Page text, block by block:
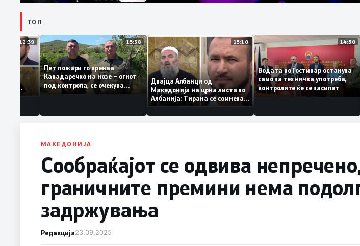
ТОП
12:39
За
му
од
му гори
15:38
Пет пожари го кренаа
Кавадаречко на нозе – огнот
под контрола, се очекува
целосно гаснење
15:10
Двајца Албанци од
Македонија на црна листа во
Албанија: Тирана се сомнева
дека работеле за
терористички организации
Водата во Гостивар
само за техничка употреба,
контролите ќе се засилат
МАКЕДОНИЈА
Сообраќајот се одвива
граничните премини нема
задржувања
Редакција23.09.2025